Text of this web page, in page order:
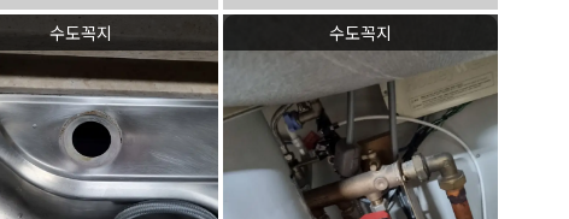
수도꼭지 수도꼭지